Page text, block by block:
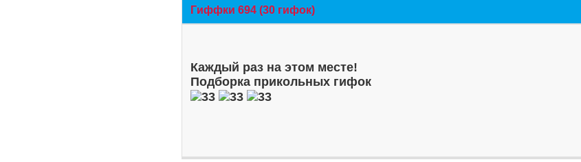
Гиффки 694 (30 гифок)
Каждый раз на этом месте!
Подборка прикольных гифок